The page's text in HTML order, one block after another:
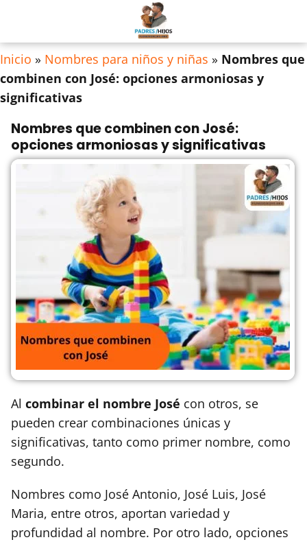
Inicio » Nombres para niños y niñas » Nombres que
combinen con José: opciones armoniosas y
significativas
Nombres que combinen con José:
opciones armoniosas y significativas
Al combinar el nombre José con otros, se
pueden crear combinaciones únicas y
significativas, tanto como primer nombre, como
segundo.
Nombres como José Antonio, José Luis, José
Maria, entre otros, aportan variedad y
profundidad al nombre. Por otro lado, opciones